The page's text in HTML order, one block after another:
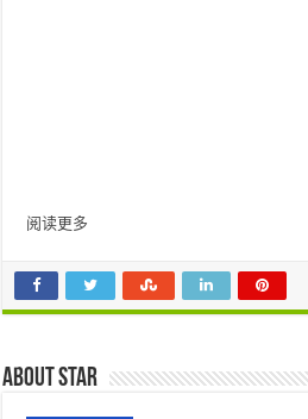
阅读更多
About star